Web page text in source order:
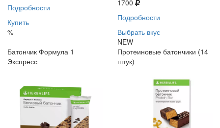
Подробности
Купить
%
1700
Подробности
Выбрать вкус
NEW
Батончик Формула 1
Экспресс
Протеиновые батончики (14
штук)